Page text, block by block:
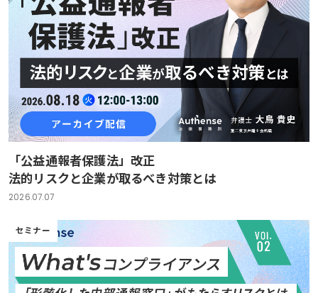
「公益通報者保護法」改正
法的リスクと企業が取るべき対策とは
2026.07.07
セミナー